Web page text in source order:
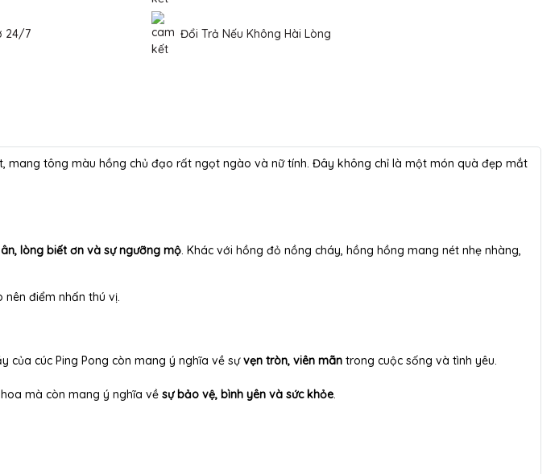
24/7 Đổi Trả Nếu Không Hài Lòng
mang tông màu hồng chủ đạo rất ngọt ngào và nữ tính. Đây không chỉ là một món quà đẹp mắt
lòng biết ơn và sự ngưỡng mộ . Khác với hồng đỏ nồng cháy, hồng hồng mang nét nhẹ nhàng,
điểm nhấn thú vị.
của cúc Ping Pong còn mang ý nghĩa về sựvẹn tròn, viên mãn trong cuộc sống và tình yêu.
mà còn mang ý nghĩa vềsự bảo vệ, bình yên và sức khỏe